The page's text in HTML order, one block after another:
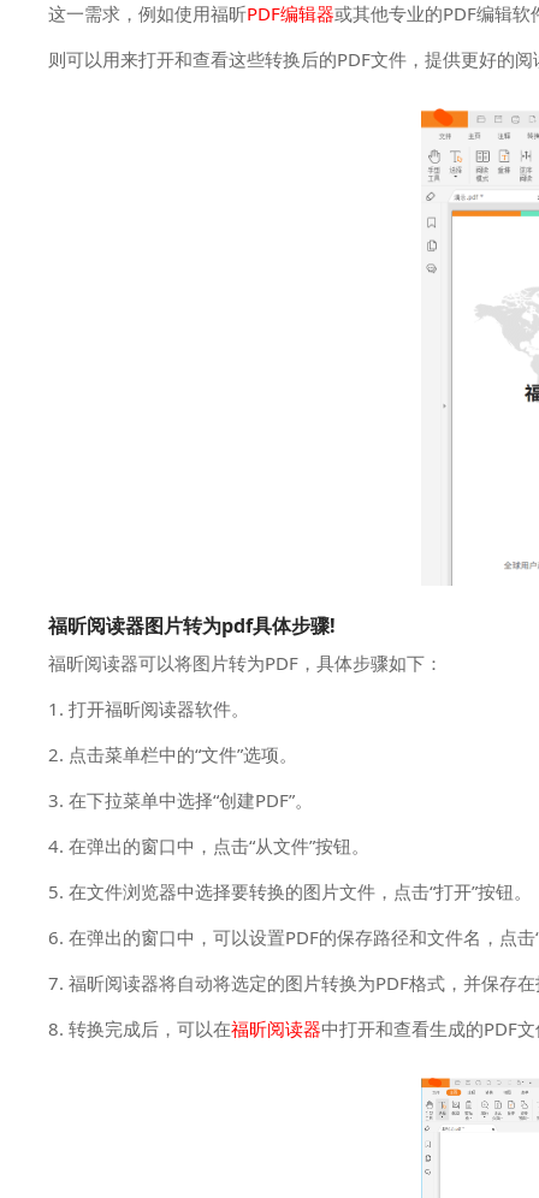
这一需求，例如使用福昕PDF编辑器或其他专业的PDF编辑
则可以用来打开和查看这些转换后的PDF文件，提供更好的
福昕阅读器图片转为pdf具体步骤!
福昕阅读器可以将图片转为PDF，具体步骤如下：
1. 打开福昕阅读器软件。
2. 点击菜单栏中的“文件”选项。
3. 在下拉菜单中选择“创建PDF”。
4. 在弹出的窗口中，点击“从文件”按钮。
5. 在文件浏览器中选择要转换的图片文件，点击“打开”按钮。
6. 在弹出的窗口中，可以设置PDF的保存路径和文件名，点击
7. 福昕阅读器将自动将选定的图片转换为PDF格式，并保存
8. 转换完成后，可以在福昕阅读器中打开和查看生成的PDF